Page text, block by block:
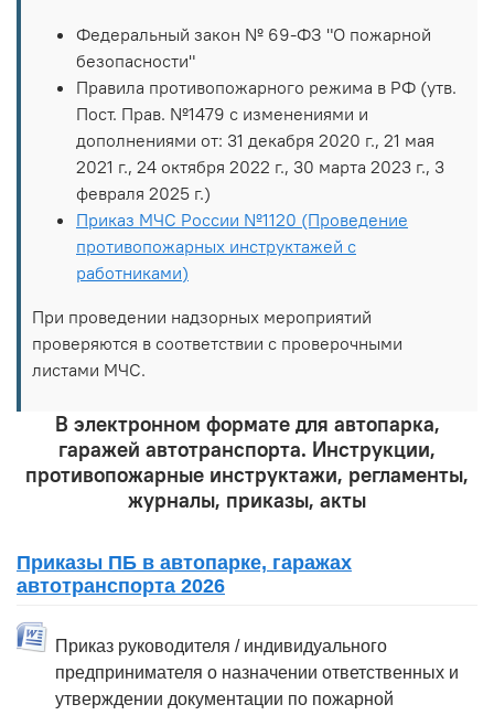
Федеральный закон № 69-ФЗ "О пожарной
безопасности"
Правила противопожарного режима в РФ (утв.
Пост. Прав. №1479 с изменениями и
дополнениями от: 31 декабря 2020 г., 21 мая
2021 г., 24 октября 2022 г., 30 марта 2023 г., 3
февраля 2025 г.)
Приказ МЧС России №1120 (Проведение
противопожарных инструктажей с
работниками)
При проведении надзорных мероприятий
проверяются в соответствии с проверочными
листами МЧС.
В электронном формате для автопарка,
гаражей автотранспорта. Инструкции,
противопожарные инструктажи, регламенты,
журналы, приказы, акты
Приказы ПБ в автопарке, гаражах
автотранспорта 2026
Приказ руководителя / индивидуального
предпринимателя о назначении ответственных и
утверждении документации по пожарной